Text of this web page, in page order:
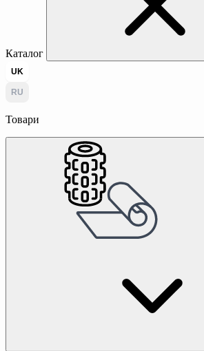
Каталог
UK
RU
Товари